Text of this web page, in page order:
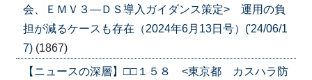
会、ＥＭＶ３―ＤＳ導入ガイダンス策定> 運用の負
担が減るケースも存在（2024年6月13日号）('24/06/1
7) (1867)
【ニュースの深層】□□１５８ <東京都 カスハラ防